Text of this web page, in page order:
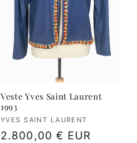
Veste Yves Saint Laurent
1993
Fournisseur :
YVES SAINT LAURENT
Prix
2.800,00 € EUR